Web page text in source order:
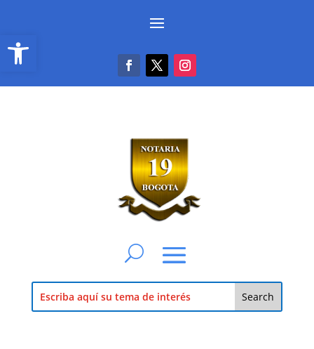
Abrir barra de herramientas